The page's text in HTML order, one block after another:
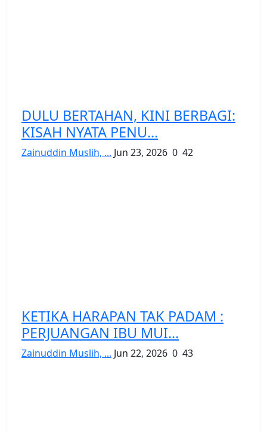
DULU BERTAHAN, KINI BERBAGI:
KISAH NYATA PENU...
Zainuddin Muslih, ... Jun 23, 2026 0 42
KETIKA HARAPAN TAK PADAM :
PERJUANGAN IBU MUI...
Zainuddin Muslih, ... Jun 22, 2026 0 43